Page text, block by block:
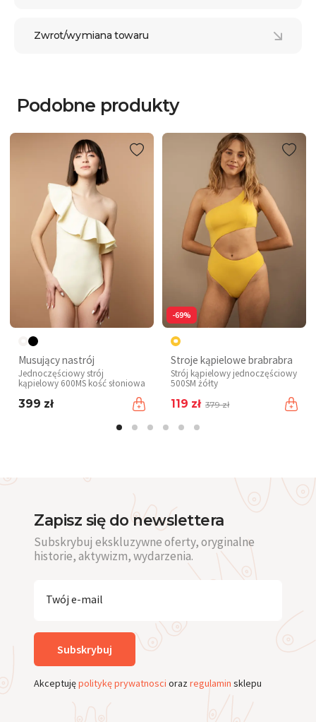
Zwrot/wymiana towaru
Podobne produkty
Musujący nastrój
Jednoczęściowy strój
kąpielowy 600MS kość słoniowa
399 zł
-69%
Stroje kąpielowe brabrabra
Strój kąpielowy jednoczęściowy
500SM żółty
119 zł 379 zł
Zapisz się do newslettera
Subskrybuj ekskluzywne oferty, oryginalne
historie, aktywizm, wydarzenia.
Twój e-mail
Subskrybuj
Akceptujępolitykę prywatnosci orazregulamin sklepu